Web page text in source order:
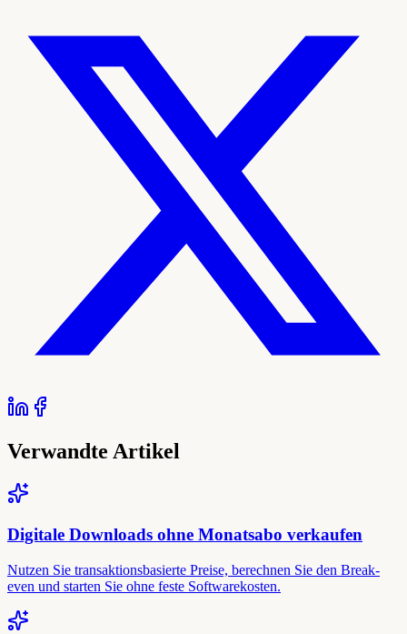
Verwandte Artikel
Digitale Downloads ohne Monatsabo verkaufen
Nutzen Sie transaktionsbasierte Preise, berechnen Sie den Break-
even und starten Sie ohne feste Softwarekosten.